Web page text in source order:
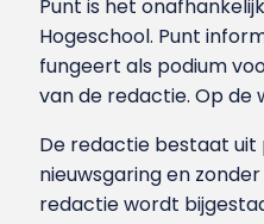
Punt is het
Hoge­school. Punt
fungeert als podium
van de redactie. Op
De redactie bestaat uit
nieuwsgaring en
redactie wordt